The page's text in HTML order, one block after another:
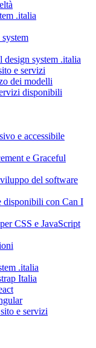
.italia
system .italia
e servizi
dei modelli
disponibili
e accessibile
e Graceful
del software
disponibili con Can I
CSS e JavaScript
.italia
Italia
e servizi